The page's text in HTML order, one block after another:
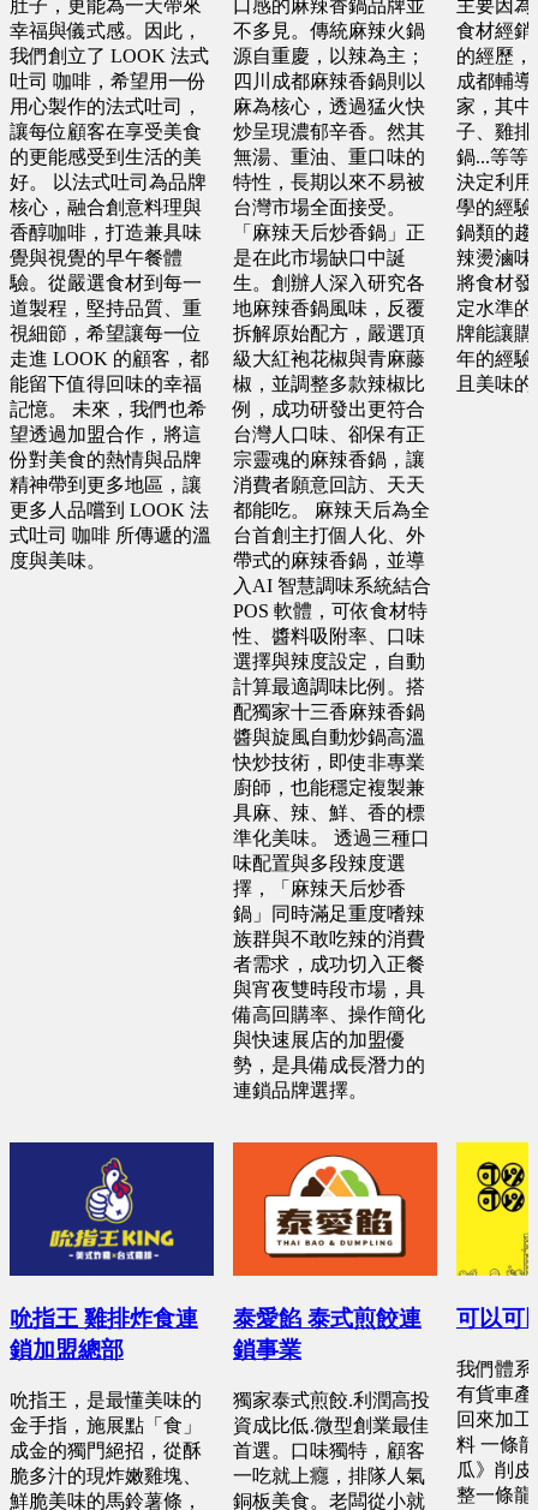
預算 25 萬 ~ 50 萬
預算 25 萬 ~ 100 萬
基隆市 胡X姐
預算 50 萬 ~ 100 萬
台南市 郭X洺
預算 25 萬 ~ 100 萬
桃園市 謝X孝
預算 25 萬 ~ 100 萬
金門縣 許X浚
預算 25 萬 ~ 100 萬
預算 150 萬 ~ 200 萬
新北市 蕭X微
預算 200 萬 ~ 200 萬
台中市 李X靜
預算 100 萬 ~ 200 萬
桃園市 黃X祥
預算 100 萬 ~ 200 萬
屏東縣 邱X瑄
預算 100 萬 ~ 250 萬
台中市 何X廷
肚子，更能為一天帶來
幸福與儀式感。因此，
我們創立了 LOOK 法式
吐司 咖啡，希望用一份
用心製作的法式吐司，
讓每位顧客在享受美食
的更能感受到生活的美
好。 以法式吐司為品牌
核心，融合創意料理與
香醇咖啡，打造兼具味
覺與視覺的早午餐體
驗。從嚴選食材到每一
道製程，堅持品質、重
視細節，希望讓每一位
走進 LOOK 的顧客，都
能留下值得回味的幸福
記憶。 未來，我們也希
望透過加盟合作，將這
份對美食的熱情與品牌
精神帶到更多地區，讓
更多人品嚐到 LOOK 法
式吐司 咖啡 所傳遞的溫
度與美味。
吮指王 雞排炸食連
鎖加盟總部
吮指王，是最懂美味的
金手指，施展點「食」
成金的獨門絕招，從酥
脆多汁的現炸嫩雞塊、
鮮脆美味的馬鈴薯條，
口感的麻辣香鍋品牌並
不多見。傳統麻辣火鍋
源自重慶，以辣為主；
四川成都麻辣香鍋則以
麻為核心，透過猛火快
炒呈現濃郁辛香。然其
無湯、重油、重口味的
特性，長期以來不易被
台灣市場全面接受。
「麻辣天后炒香鍋」正
是在此市場缺口中誕
生。創辦人深入研究各
地麻辣香鍋風味，反覆
拆解原始配方，嚴選頂
級大紅袍花椒與青麻藤
椒，並調整多款辣椒比
例，成功研發出更符合
台灣人口味、卻保有正
宗靈魂的麻辣香鍋，讓
消費者願意回訪、天天
都能吃。 麻辣天后為全
台首創主打個人化、外
帶式的麻辣香鍋，並導
入AI 智慧調味系統結合
POS 軟體，可依食材特
性、醬料吸附率、口味
選擇與辣度設定，自動
計算最適調味比例。搭
配獨家十三香麻辣香鍋
醬與旋風自動炒鍋高溫
快炒技術，即使非專業
廚師，也能穩定複製兼
具麻、辣、鮮、香的標
準化美味。 透過三種口
味配置與多段辣度選
擇，「麻辣天后炒香
鍋」同時滿足重度嗜辣
族群與不敢吃辣的消費
者需求，成功切入正餐
與宵夜雙時段市場，具
備高回購率、操作簡化
與快速展店的加盟優
勢，是具備成長潛力的
連鎖品牌選擇。
泰愛餡 泰式煎餃連
鎖事業
獨家泰式煎餃.利潤高投
資成比低.微型創業最佳
首選。口味獨特，顧客
一吃就上癮，排隊人氣
銅板美食。老闆從小就
主要因
食材經銷
的經歷
成都輔
家，其中
子、雞排
鍋...等等
決定利用
學的經驗
鍋類的趨
辣燙滷味
將食材
定水準
牌能讓
年的經驗
且美味
可以可
我們體系
有貨車產
回來加
料 一條
瓜》削
整一條龍